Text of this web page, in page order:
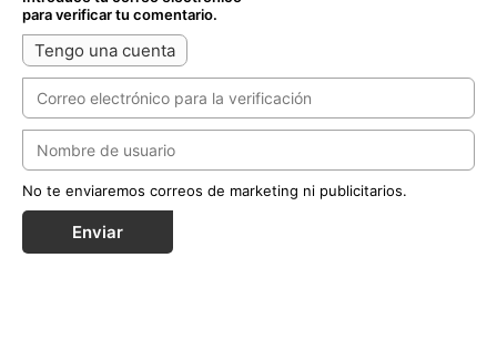
para verificar tu comentario.
Tengo una cuenta
No te enviaremos correos de marketing ni publicitarios.
Enviar